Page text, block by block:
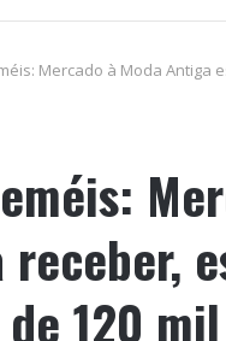
Mercado à Moda Antiga
120